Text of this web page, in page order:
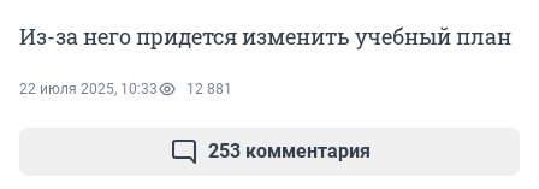
Из-за него придется изменить учебный план
22 июля 2025, 10:33 12 881
253 комментария